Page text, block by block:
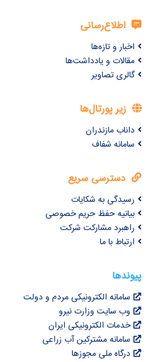
اطلاع‌رسانی
اخبار و تازه‌ها
مقالات و یادداشت‌ها
گالری تصاویر
زیر پورتال‌ها
داناب مازندران
سامانه شفاف
دسترسی سریع
رسیدگی به شکایات
بیانیه حفظ حریم خصوصی
راهبرد مشارکت شرکت
ارتباط با ما
پیوندها
سامانه الکترونیکی مردم و دولت
وب سایت وزارت نیرو
خدمات الکترونیکی ایران
سامانه مشترکین آب زراعی
درگاه ملی مجوزها